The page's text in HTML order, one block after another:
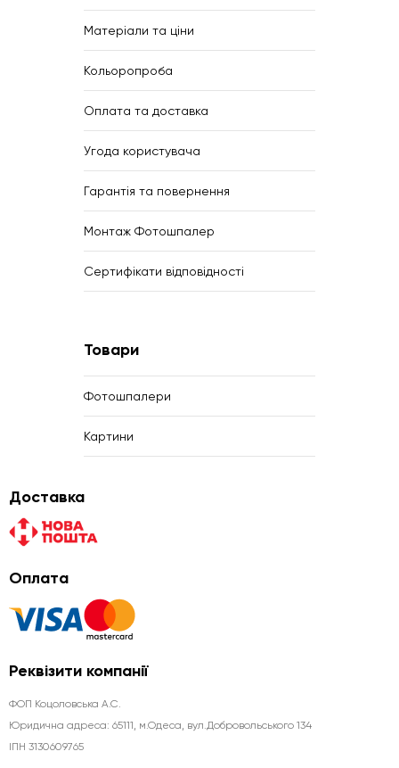
Матеріали та ціни
Кольоропроба
Оплата та доставка
Угода користувача
Гарантія та повернення
Монтаж Фотошпалер
Сертифікати відповідності
Товари
Фотошпалери
Картини
Доставка
Оплата
Реквізити компанії
ФОП Коцоловська А.С.
Юридична aдреса: 65111, м.Одеса, вул.Добровольського 134
ІПН 3130609765